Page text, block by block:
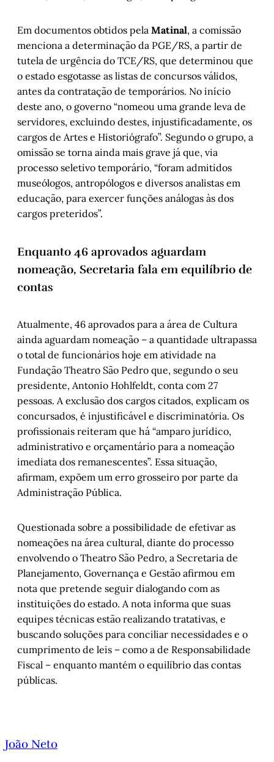
Em documentos obtidos pela Matinal, a comissão
menciona a determinação da PGE/RS, a partir de
tutela de urgência do TCE/RS, que determinou que
o estado esgotasse as listas de concursos válidos,
antes da contratação de temporários. No início
deste ano, o governo “nomeou uma grande leva de
servidores, excluindo destes, injustificadamente, os
cargos de Artes e Historiógrafo”. Segundo o grupo, a
omissão se torna ainda mais grave já que, via
processo seletivo temporário, “foram admitidos
museólogos, antropólogos e diversos analistas em
educação, para exercer funções análogas às dos
cargos preteridos”.
Enquanto 46 aprovados aguardam
nomeação, Secretaria fala em equilíbrio de
contas
Atualmente, 46 aprovados para a área de Cultura
ainda aguardam nomeação – a quantidade ultrapassa
o total de funcionários hoje em atividade na
Fundação Theatro São Pedro que, segundo o seu
presidente, Antonio Hohlfeldt, conta com 27
pessoas. A exclusão dos cargos citados, explicam os
concursados, é injustificável e discriminatória. Os
profissionais reiteram que há “amparo jurídico,
administrativo e orçamentário para a nomeação
imediata dos remanescentes”. Essa situação,
afirmam, expõem um erro grosseiro por parte da
Administração Pública.
Questionada sobre a possibilidade de efetivar as
nomeações na área cultural, diante do processo
envolvendo o Theatro São Pedro, a Secretaria de
Planejamento, Governança e Gestão afirmou em
nota que pretende seguir dialogando com as
instituições do estado. A nota informa que suas
equipes técnicas estão realizando tratativas, e
buscando soluções para conciliar necessidades e o
cumprimento de leis – como a de Responsabilidade
Fiscal – enquanto mantém o equilíbrio das contas
públicas.
João Neto